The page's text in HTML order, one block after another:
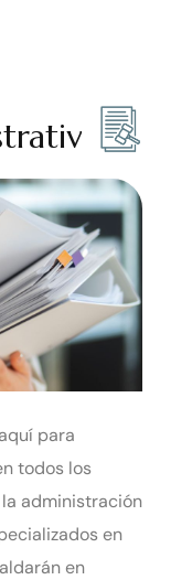
para
todos los
administración
en
en